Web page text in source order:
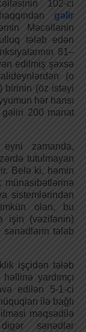
102-ci
gəlir
Məcəllənin
tələb edən
81–
edilmiş şəxsə
(o
birinin (öz istəyi
hər hansı
gəliri 200 manat
zamanda,
tutulmayan
Belə ki, həmin
münasibətlərinə
sistemlərindən
olan, bu
işin (vəzifənin)
sənədlərin tələb
işçidən tələb
yardımçı
edilən 5-1-ci
ilə bağlı
məqsədilə
sənədlər